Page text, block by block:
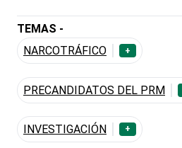
TEMAS -
NARCOTRÁFICO
+
PRECANDIDATOS DEL PRM
INVESTIGACIÓN +